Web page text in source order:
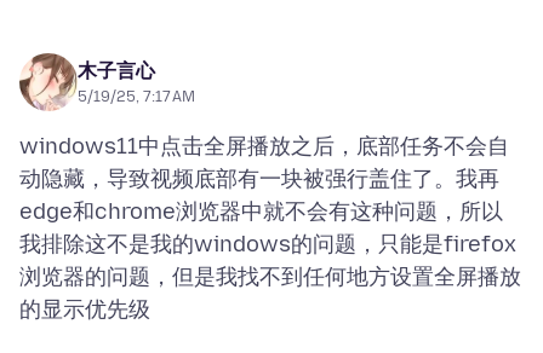
木子言心
5/19/25, 7:17 AM
windows11中点击全屏播放之后，底部任务不会自
动隐藏，导致视频底部有一块被强行盖住了。我再
edge和chrome浏览器中就不会有这种问题，所以
我排除这不是我的windows的问题，只能是firefox
浏览器的问题，但是我找不到任何地方设置全屏播放